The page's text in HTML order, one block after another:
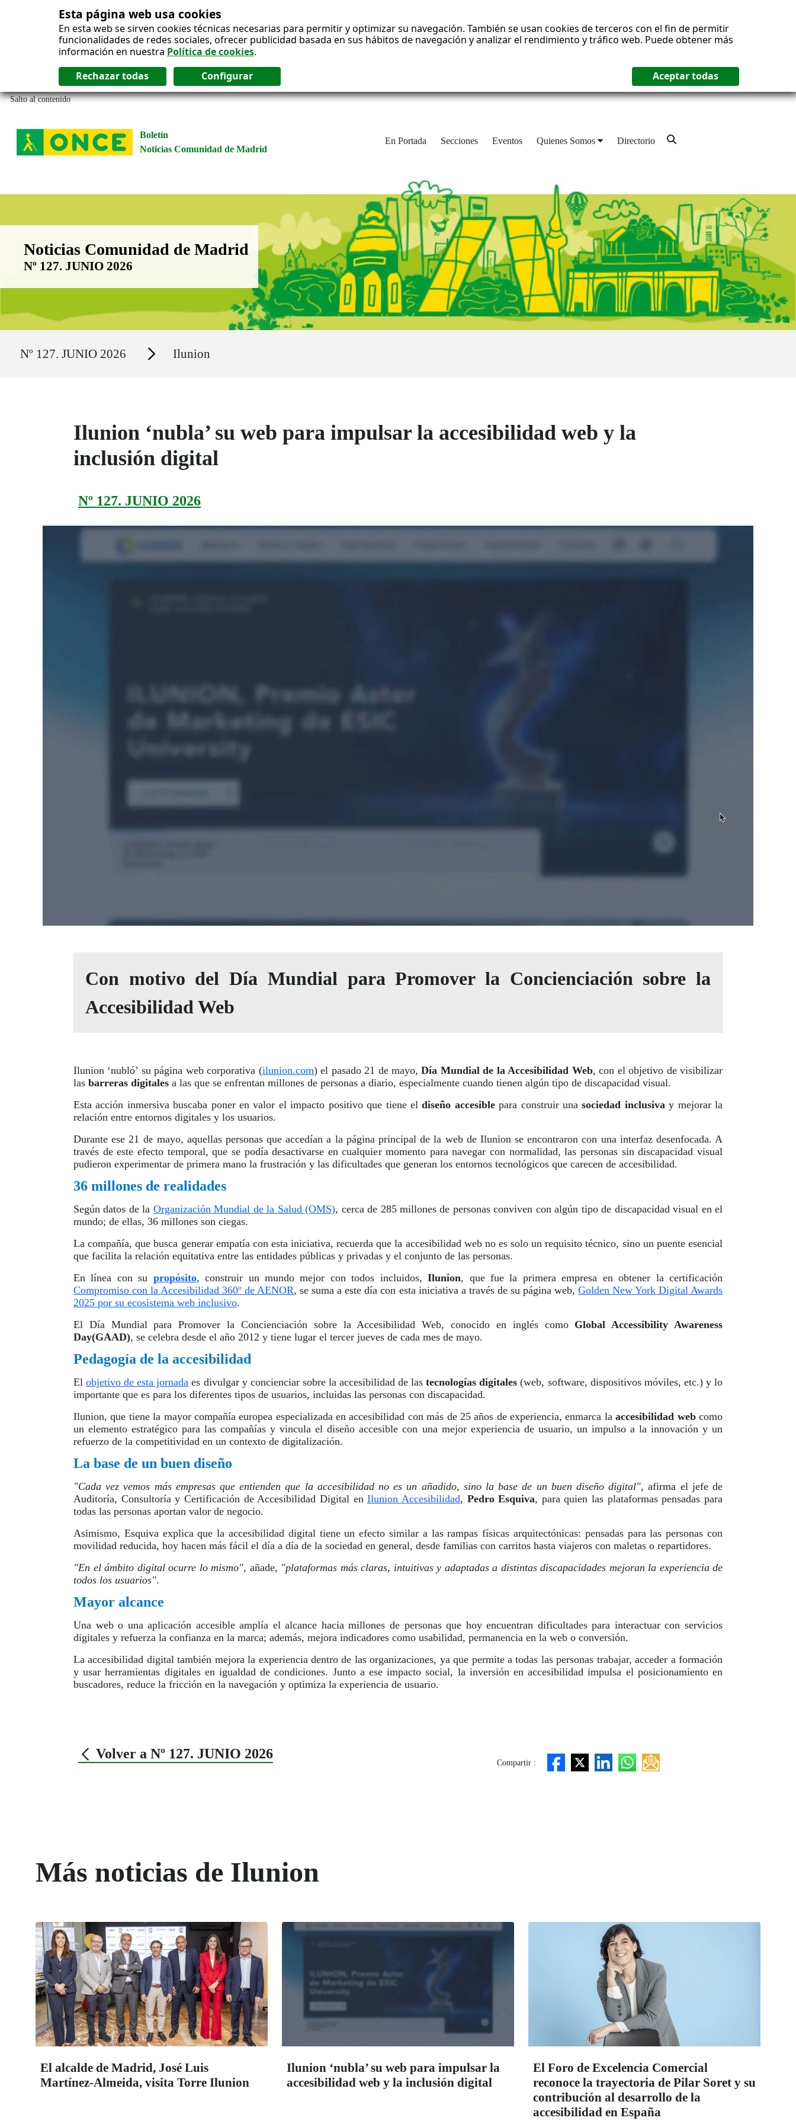
Esta página web usa cookies
En esta web se sirven cookies técnicas necesarias para permitir y optimizar su navegación. También se usan cookies de terceros con el fin de permitir
funcionalidades de redes sociales, ofrecer publicidad basada en sus hábitos de navegación y analizar el rendimiento y tráfico web. Puede obtener más
información en nuestra Política de cookies.
Salto al contenido
Boletín
Noticias Comunidad de Madrid
En Portada Secciones Eventos Quienes Somos Directorio
Boletín Noticias Comunidad de Madrid
Noticias Comunidad de Madrid
Nº 127. JUNIO 2026
Nº 127. JUNIO 2026 Secciones Ilunion
Ilunion ‘nubla’ su web para impulsar la accesibilidad web y la
inclusión digital
Nº 127. JUNIO 2026
Con motivo del Día Mundial para Promover la Concienciación sobre la
Accesibilidad Web
Ilunion ‘nubló’ su página web corporativa (ilunion.com) el pasado 21 de mayo,Día Mundial de la Accesibilidad Web, con el objetivo de visibilizar
las barreras digitales a las que se enfrentan millones de personas a diario, especialmente cuando tienen algún tipo de discapacidad visual.
Esta acción inmersiva buscaba poner en valor el impacto positivo que tiene eldiseño accesiblepara construir unasociedad inclusivay mejorar la
relación entre entornos digitales y los usuarios.
Durante ese 21 de mayo, aquellas personas que accedían a la página principal de la web de Ilunion se encontraron con una interfaz desenfocada. A
través de este efecto temporal, que se podía desactivarse en cualquier momento para navegar con normalidad, las personas sin discapacidad visual
pudieron experimentar de primera mano la frustración y las dificultades que generan los entornos tecnológicos que carecen de accesibilidad.
36 millones de realidades
Según datos de la Organización Mundial de la Salud (OMS), cerca de 285 millones de personas conviven con algún tipo de discapacidad visual en el
mundo; de ellas, 36 millones son ciegas.
La compañía, que busca generar empatía con esta iniciativa, recuerda que la accesibilidad web no es solo un requisito técnico, sino un puente esencial
que facilita la relación equitativa entre las entidades públicas y privadas y el conjunto de las personas.
En línea con su propósito, construir un mundo mejor con todos incluidos,Ilunion, que fue la primera empresa en obtener la certificación
Compromiso con la Accesibilidad 360º de AENOR, se suma a este día con esta iniciativa a través de su página web, Golden New York Digital Awards
2025 por su ecosistema web inclusivo.
El Día Mundial para Promover la Concienciación sobre la Accesibilidad Web, conocido en inglés como Global Accessibility Awareness
Day(GAAD), se celebra desde el año 2012 y tiene lugar el tercer jueves de cada mes de mayo.
Pedagogía de la accesibilidad
Elobjetivo de esta jornada es divulgar y concienciar sobre la accesibilidad de lastecnologías digitales (web, software, dispositivos móviles, etc.) y lo
importante que es para los diferentes tipos de usuarios, incluidas las personas con discapacidad.
Ilunion, que tiene la mayor compañía europea especializada en accesibilidad con más de 25 años de experiencia, enmarca laaccesibilidad webcomo
un elemento estratégico para las compañías y vincula el diseño accesible con una mejor experiencia de usuario, un impulso a la innovación y un
refuerzo de la competitividad en un contexto de digitalización.
La base de un buen diseño
"Cada vez vemos más empresas que entienden que la accesibilidad no es un añadido, sino la base de un buen diseño digital", afirma el jefe de
Auditoría, Consultoría y Certificación de Accesibilidad Digital enIlunion Accesibilidad, Pedro Esquiva, para quien las plataformas pensadas para
todas las personas aportan valor de negocio.
Asimismo, Esquiva explica que la accesibilidad digital tiene un efecto similar a las rampas físicas arquitectónicas: pensadas para las personas con
movilidad reducida, hoy hacen más fácil el día a día de la sociedad en general, desde familias con carritos hasta viajeros con maletas o repartidores.
"En el ámbito digital ocurre lo mismo", añade, "plataformas más claras, intuitivas y adaptadas a distintas discapacidades mejoran la experiencia de
todos los usuarios".
Mayor alcance
Una web o una aplicación accesible amplía el alcance hacia millones de personas que hoy encuentran dificultades para interactuar con servicios
digitales y refuerza la confianza en la marca; además, mejora indicadores como usabilidad, permanencia en la web o conversión.
La accesibilidad digital también mejora la experiencia dentro de las organizaciones, ya que permite a todas las personas trabajar, acceder a formación
y usar herramientas digitales en igualdad de condiciones. Junto a ese impacto social, la inversión en accesibilidad impulsa el posicionamiento en
buscadores, reduce la fricción en la navegación y optimiza la experiencia de usuario.
Volver a Nº 127. JUNIO 2026
Compartir :
Más noticias de Ilunion
El alcalde de Madrid, José Luis
Martínez-Almeida, visita Torre Ilunion
Ilunion ‘nubla’ su web para impulsar la
accesibilidad web y la inclusión digital
El Foro de Excelencia Comercial
reconoce la trayectoria de Pilar Soret y su
contribución al desarrollo de la
accesibilidad en España